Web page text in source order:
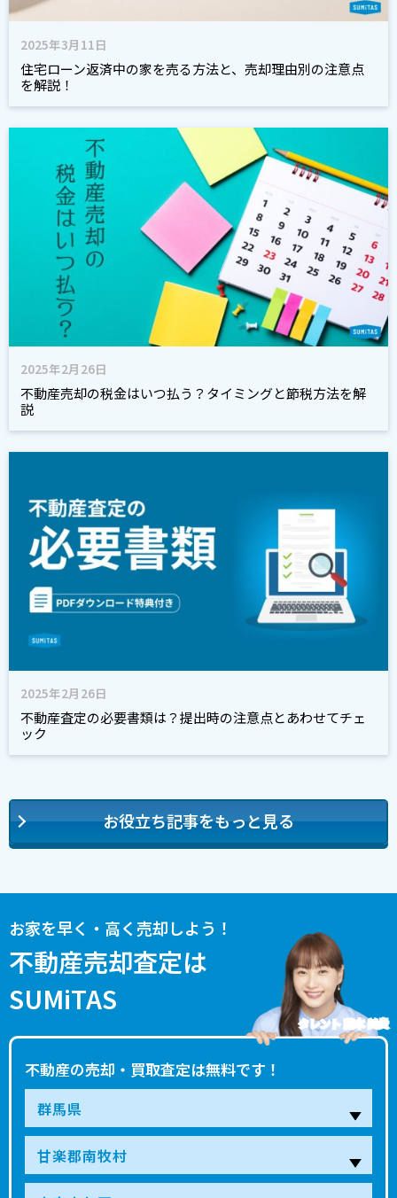
2025年3月11日
住宅ローン返済中の家を売る方法と、売却理由別の注意点
を解説！
2025年2月26日
不動産売却の税金はいつ払う？タイミングと節税方法を解
説
2025年2月26日
不動産査定の必要書類は？提出時の注意点とあわせてチェ
ック
お役立ち記事をもっと見る
お家を早く・高く売却しよう！
不動産売却査定は
SUMiTAS
不動産の売却・買取査定は無料です！
タレント 藤本 美貴